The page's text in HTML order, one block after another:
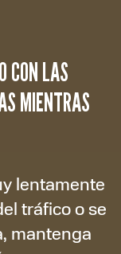
CON LAS
MIENTRAS
lentamente
tráfico o se
mantenga